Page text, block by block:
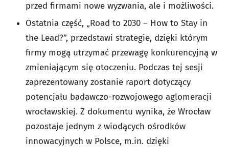
przed firmami nowe wyzwania, ale i możliwości.
Ostatnia część, „Road to 2030 – How to Stay in
the Lead?”, przedstawi strategie, dzięki którym
firmy mogą utrzymać przewagę konkurencyjną w
zmieniającym się otoczeniu. Podczas tej sesji
zaprezentowany zostanie raport dotyczący
potencjału badawczo-rozwojowego aglomeracji
wrocławskiej. Z dokumentu wynika, że Wrocław
pozostaje jednym z wiodących ośrodków
innowacyjnych w Polsce, m.in. dzięki